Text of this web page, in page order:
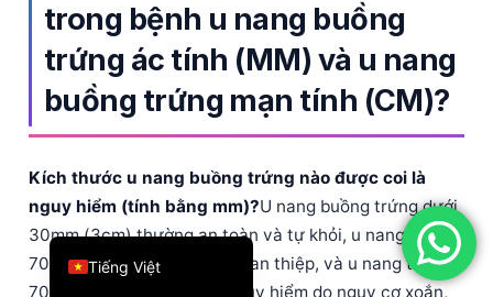
trong bệnh u nang buồng
trứng ác tính (MM) và u nang
buồng trứng mạn tính (CM)?
Kích thước u nang buồng trứng nào được coi là
nguy hiểm (tính bằng mm)?U nang buồng trứng dưới
30mm (3cm) thường an toàn và tự khỏi, u nang từ 50-
70mm (5-7cm) có thể cần can thiệp, và u nang trên
70mm (7cm) được coi là nguy hiểm do nguy cơ xoắn,
Tiếng Việt
English
Deutsch
Français
עִבְרִית
Italiano
Español